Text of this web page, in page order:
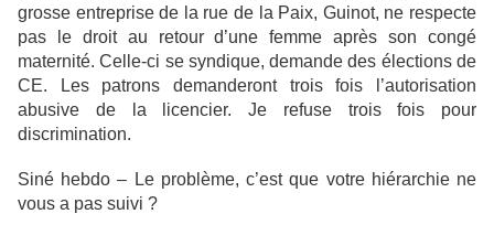
grosse entreprise de la rue de la Paix, Guinot, ne respecte
pas le droit au retour d’une femme après son congé
maternité. Celle-ci se syndique, demande des élections de
CE. Les patrons demanderont trois fois l’autorisation
abusive de la licencier. Je refuse trois fois pour
discrimination.
Siné hebdo – Le problème, c’est que votre hiérarchie ne
vous a pas suivi ?